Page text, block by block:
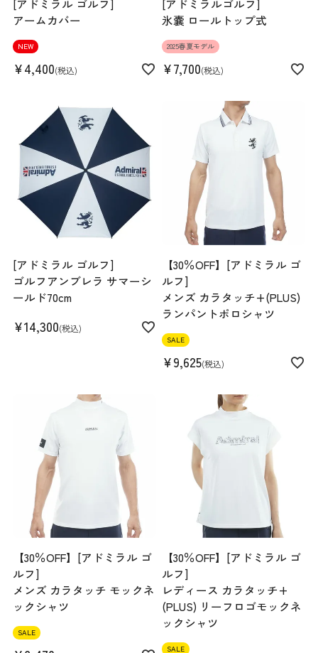
[アドミラル ゴルフ]
アームカバー
NEW
¥4,400 税込
[アドミラルゴルフ]
氷嚢 ロールトップ式
2025春夏モデル
¥7,700 税込
[アドミラル ゴルフ]
ゴルフアンブレラ サマーシ
ールド70cm
¥14,300 税込
【30％OFF】[アドミラル ゴ
ルフ]
メンズ カラタッチ+(PLUS)
ランパントポロシャツ
SALE
¥9,625 税込
【30％OFF】[アドミラル ゴ
ルフ]
メンズ カラタッチ モックネ
ックシャツ
SALE
【30％OFF】[アドミラル ゴ
ルフ]
レディース カラタッチ+
(PLUS) リーフロゴモックネ
ックシャツ
SALE